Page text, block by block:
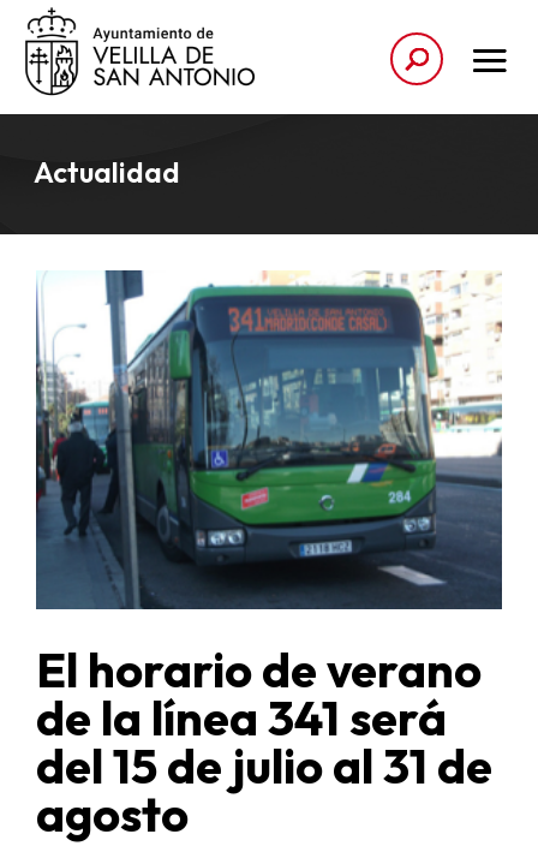
Actualidad
El horario de verano
de la línea 341 será
del 15 de julio al 31 de
agosto